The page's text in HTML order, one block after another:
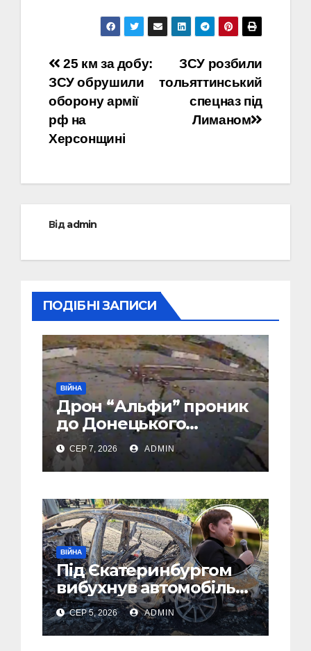
Навігація
записів
ЗСУ розбили
тольяттинський
спецназ під
Лиманом
25 км за добу:
ЗСУ обрушили
оборону армії
рф на
Херсонщині
Відadmin
ПОДІБНІ ЗАПИСИ
ВІЙНА
Дрон “Альфи” проник
до Донецького
аеропорту та спалив
“Шахед” ще до запуску
СЕР 7, 2026 ADMIN
ВІЙНА
Під Єкатеринбургом
вибухнув автомобіль
голови компанії-
виробника дронів
“Упир” – перші
СЕР 5, 2026 ADMIN